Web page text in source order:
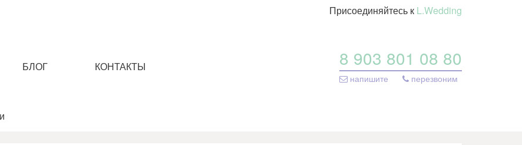
Присоединяйтесь к L.Wedding
БЛОГ КОНТАКТЫ 8 903 801 08 80
напишите перезвоним